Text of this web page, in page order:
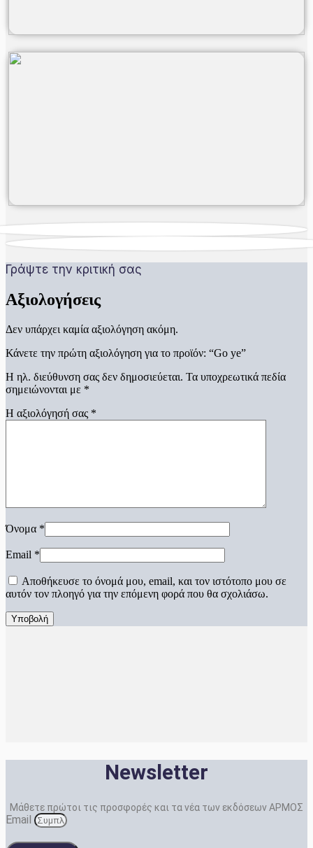
Γράψτε την κριτική σας
Αξιολογήσεις
Δεν υπάρχει καμία αξιολόγηση ακόμη.
Κάνετε την πρώτη αξιολόγηση για το προϊόν: “Go ye”
Η ηλ. διεύθυνση σας δεν δημοσιεύεται. Τα υποχρεωτικά πεδία
σημειώνονται με *
Η αξιολόγησή σας *
Όνομα *
Email *
Αποθήκευσε το όνομά μου, email, και τον ιστότοπο μου σε
αυτόν τον πλοηγό για την επόμενη φορά που θα σχολιάσω.
Newsletter
Μάθετε πρώτοι τις προσφορές και τα νέα των εκδόσεων ΑΡΜΟΣ
Email